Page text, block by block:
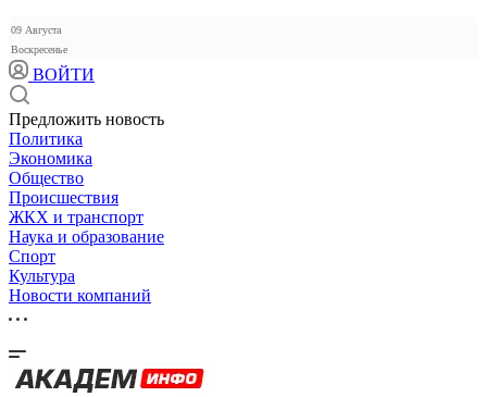
09 Августа
Воскресенье
ВОЙТИ
Предложить новость
Политика
Экономика
Общество
Происшествия
ЖКХ и транспорт
Наука и образование
Спорт
Культура
Новости компаний